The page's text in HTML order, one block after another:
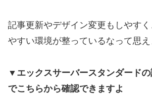
記事更新やデザイン変更もしやす
やすい環境が整っているなって思え
▼エックスサーバースタンダードの
でこちらから確認できますよ